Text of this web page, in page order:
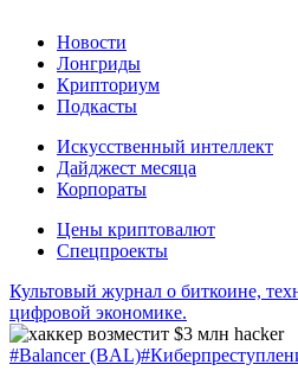
Новости
Лонгриды
Крипториум
Подкасты
Искусственный интеллект
Дайджест месяца
Корпораты
Цены криптовалют
Спецпроекты
Культовый журнал о биткоине,
цифровой экономике.
#Balancer (BAL)